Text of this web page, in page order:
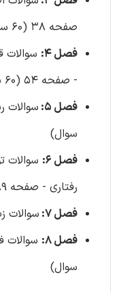
صفحه 38 (60 سوال)
فصل 4:
سوالات
- صفحه 54 (60 سوال)
فصل 5:
سوال)
فصل 6:
سوالات
رفتاری - صفحه 89 (60 سوال)
فصل 7:
سوالات
فصل 8:
سوال)